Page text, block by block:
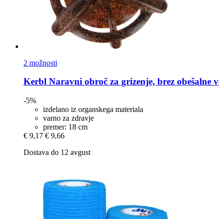
2 možnosti
Kerbl Naravni obroč za grizenje, brez obešalne
-5%
izdelano iz organskega materiala
varno za zdravje
premer: 18 cm
€ 9,17 € 9,66
Dostava do 12 avgust